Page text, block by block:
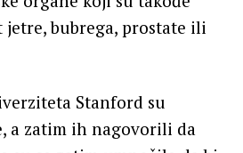
bubrega, prostate ili
Stanford su
a zatim ih nagovorili da